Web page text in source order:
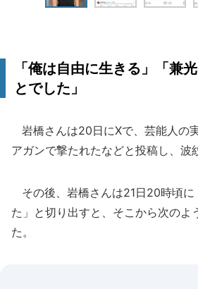
「俺は自由に生きる」「兼
とでした」
岩橋さんは20日にXで、芸能人の
アガンで撃たれたなどと投稿し、波
その後、岩橋さんは21日20時頃に
た」と切り出すと、そこから次のよ
た。